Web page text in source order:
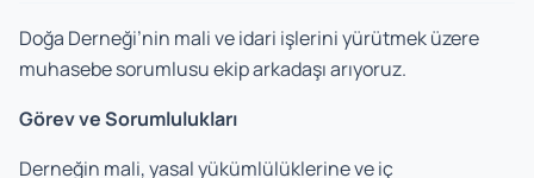
Doğa Derneği’nin mali ve idari işlerini yürütmek üzere
muhasebe sorumlusu ekip arkadaşı arıyoruz.
Görev ve Sorumlulukları
Derneğin mali, yasal yükümlülüklerine ve iç